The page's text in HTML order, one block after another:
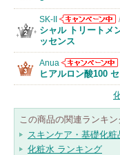
SK-II
SK-IIからのお
知らせがありま
/
シャル トリートメ
ッセンス
Anua
Anuaからのお
知らせがありま
ヒアルロン酸100
この商品の関連ランキン
スキンケア・基礎化
化粧水 ランキング